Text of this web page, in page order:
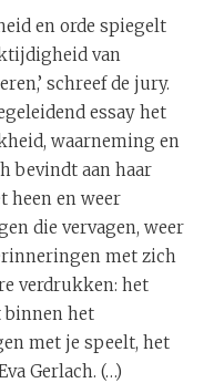
en orde spiegelt
van
schreef de jury.
essay het
waarneming en
bevindt aan haar
heen en weer
die vervagen, weer
met zich
verdrukken: het
binnen het
met je speelt, het
Gerlach. (…)